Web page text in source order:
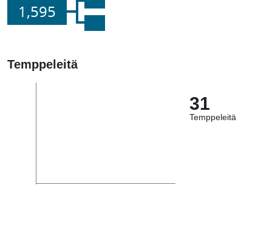
1,595
Temppeleitä
31
Temppeleitä